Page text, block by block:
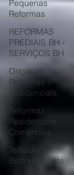
Pequenas
Reformas
REFORMAS
PREDIAIS BH -
SERVIÇOS BH
Originals
Reformas -
Residenciais
Reformas
Residenciais -
Comerciais
Telhadista -
Belo Horizonte